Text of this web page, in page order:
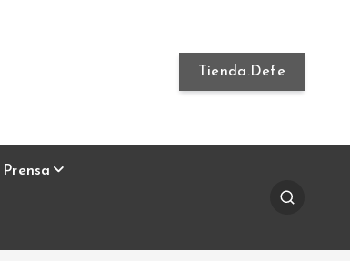
Tienda.Defe
Prensa